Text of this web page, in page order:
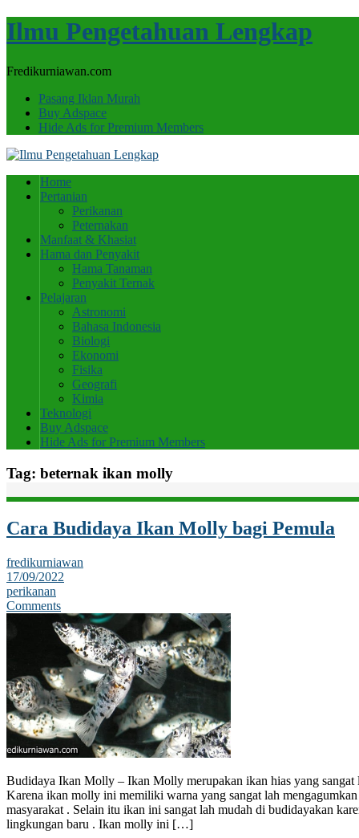
Ilmu Pengetahuan Lengkap
Fredikurniawan.com
Pasang Iklan Murah
Buy Adspace
Hide Ads for Premium Members
Home
Pertanian
Perikanan
Peternakan
Manfaat & Khasiat
Hama dan Penyakit
Hama Tanaman
Penyakit Ternak
Pelajaran
Astronomi
Bahasa Indonesia
Biologi
Ekonomi
Fisika
Geografi
Kimia
Teknologi
Buy Adspace
Hide Ads for Premium Members
Tag: beternak ikan molly
Cara Budidaya Ikan Molly bagi Pemula
fredikurniawan
17/09/2022
perikanan
Comments
Budidaya Ikan Molly – Ikan Molly merupakan ikan hias yang sangat
Karena ikan molly ini memiliki warna yang sangat lah
masyarakat . Selain itu ikan ini sangat lah mudah di budidayakan
lingkungan baru . Ikan molly ini […]